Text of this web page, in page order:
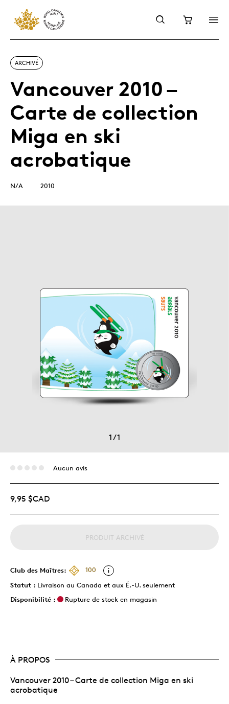
ARCHIVÉ
Vancouver 2010 –
Carte de collection
Miga en ski
acrobatique
N/A 2010
1/1
Aucun avis
9,95 $CAD
PRODUIT ARCHIVÉ
Club des Maîtres:
100
Statut : Livraison au Canada et aux É.-U. seulement
Disponibilité :
Rupture de stock en magasin
À PROPOS
Vancouver 2010 – Carte de collection Miga en ski
acrobatique